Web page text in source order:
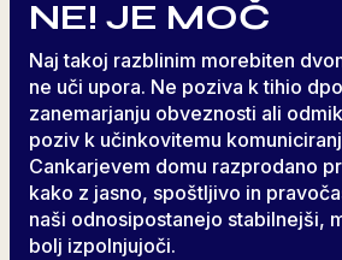
NE! JE MOČ
Naj takoj razblinim morebiten
ne uči upora. Ne poziva k tihio
zanemarjanju obveznosti ali
poziv k učinkovitemu
Cankarjevem domu razprodano
kako z jasno, spoštljivo in
naši odnosipostanejo stabilnejši,
bolj izpolnjujoči.